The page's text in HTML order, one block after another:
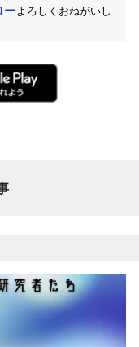
ーよろしくおねがいし